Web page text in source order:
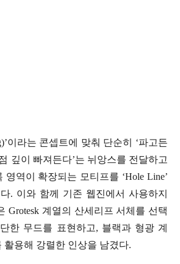
이라는 콘셉트에 맞춰 단순히 ‘파고든
깊이 빠져든다’는 뉘앙스를 전달하고
영역이 확장되는 모티프를 ‘Hole Line’
. 이와 함께 기존 웹진에서 사용하지
Grotesk 계열의 산세리프 서체를 선택
한 무드를 표현하고, 블랙과 형광 계
활용해 강렬한 인상을 남겼다.